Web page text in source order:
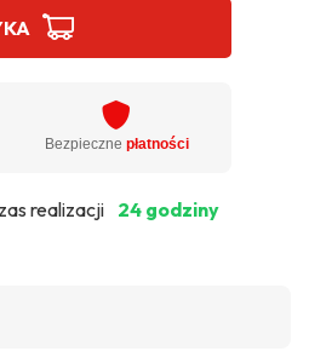
Bezpieczne płatności
realizacji 24 godziny